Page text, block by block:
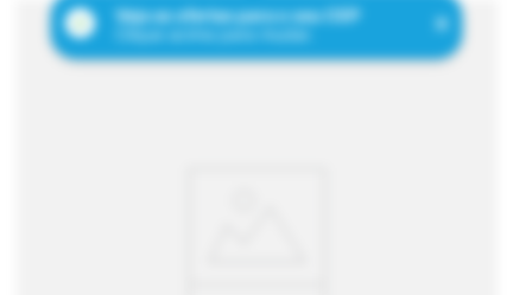
Veja as ofertas para o seu CEP